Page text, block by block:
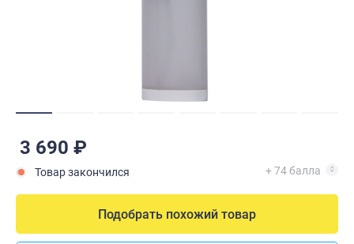
3 690 ₽
Товар закончился + 74 балла
Подобрать похожий товар